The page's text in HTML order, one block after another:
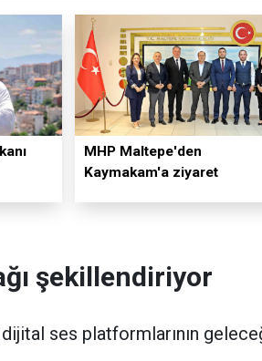
MHP Maltepe'den
Kaymakam'a ziyaret
şekillendiriyor
dijital ses platformlarının